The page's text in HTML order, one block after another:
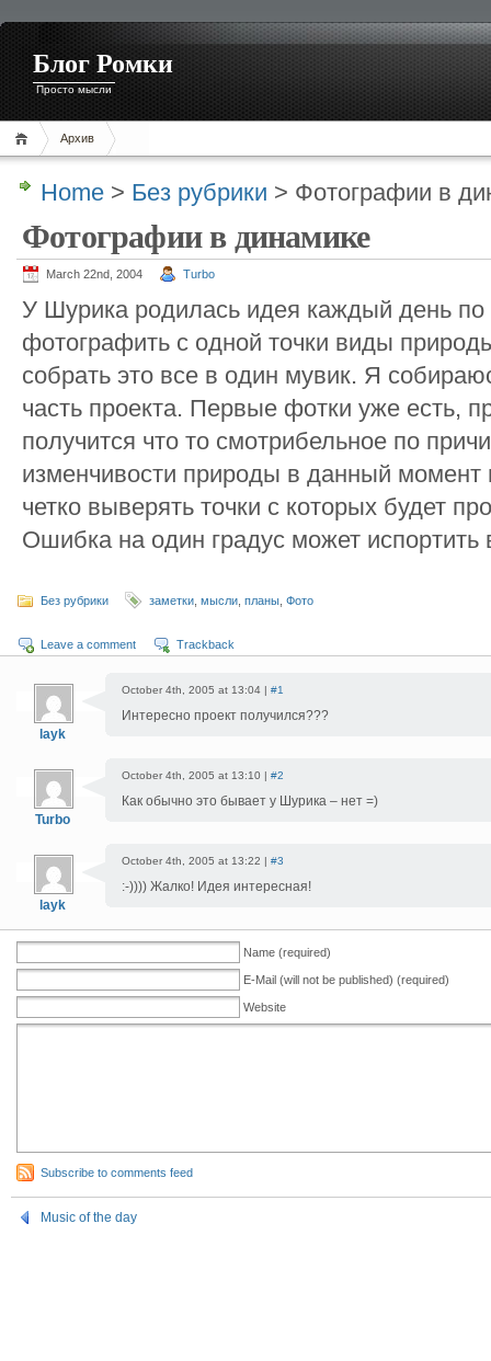
Блог Ромки
Просто мысли
Архив
Home > Без рубрики > Фотографии в
Фотографии в динамике
March 22nd, 2004 Turbo
У Шурика родилась идея каждый день по
фотографить с одной точки виды
собрать это все в один мувик. Я
часть проекта. Первые фотки уже есть,
получится что то смотрибельное по
изменчивости природы в данный
четко выверять точки с которых будет
Ошибка на один градус может испортить
Без рубрики заметки мысли планы Фото
Leave a comment Trackback
layk
October 4th, 2005 at 13:04 | #1
Интересно проект получился???
Turbo
October 4th, 2005 at 13:10 | #2
Как обычно это бывает у Шурика – нет =)
layk
October 4th, 2005 at 13:22 | #3
:-)))) Жалко! Идея интересная!
Name (required)
E-Mail (will not be published) (required)
Website
Subscribe to comments feed
Music of the day